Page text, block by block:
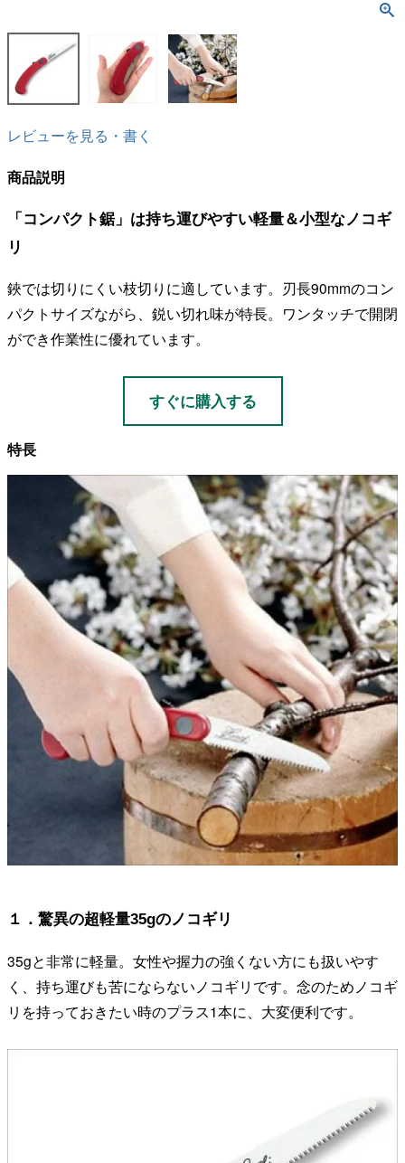
レビューを見る・書く
商品説明
「コンパクト鋸」は持ち運びやすい軽量＆小型なノコギ
リ
鋏では切りにくい枝切りに適しています。刃長90mmのコン
パクトサイズながら、鋭い切れ味が特長。ワンタッチで開閉
ができ作業性に優れています。
すぐに購入する
特長
１．驚異の超軽量35gのノコギリ
35gと非常に軽量。女性や握力の強くない方にも扱いやす
く、持ち運びも苦にならないノコギリです。念のためノコギ
リを持っておきたい時のプラス1本に、大変便利です。